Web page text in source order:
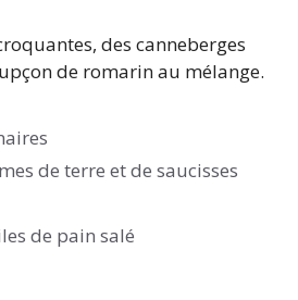
des canneberges
de romarin au mélange.
de terre et de saucisses
de pain salé